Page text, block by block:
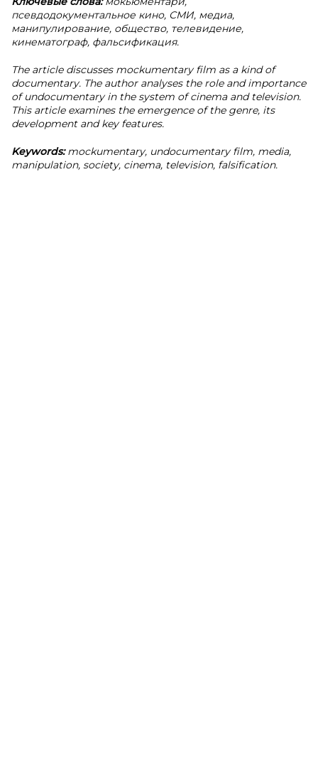
псевдодокументальное кино, СМИ, медиа,
манипулирование, общество, телевидение,
кинематограф, фальсификация.
The article discusses mockumentary film as a kind of
documentary. The author analyses the role and importance
of undocumentary in the system of cinema and television.
This article examines the emergence of the genre, its
development and key features.
Keywords:mockumentary, undocumentary film, media,
manipulation, society, cinema, television, falsification.